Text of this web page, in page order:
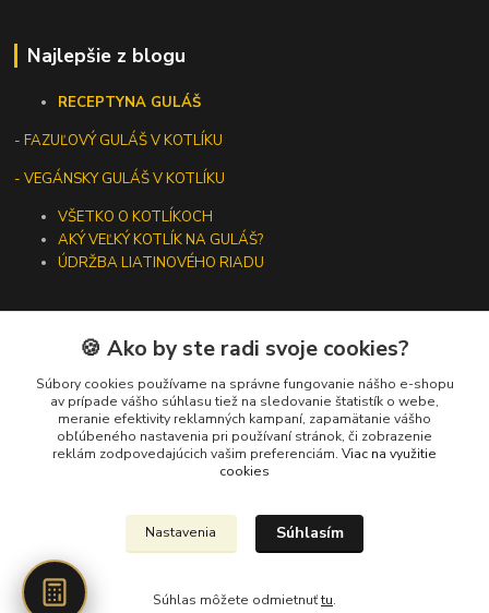
Najlepšie z blogu
RECEPTYNA GULÁŠ
-FAZUĽOVÝ GULÁŠ V KOTLÍKU
- VEGÁNSKY GULÁŠ V KOTLÍKU
VŠETKO O KOTLÍKOCH
AKÝ VEĽKÝ KOTLÍK NA GULÁŠ?
ÚDRŽBA LIATINOVÉHO RIADU
Kontakty
+421 919 275 553
(Po-Pia, 10-13 hod.)
🍪 Ako by ste radi svoje cookies?
Súbory cookies používame na správne fungovanie nášho e-shopu
av prípade vášho súhlasu tiež na sledovanie štatistík o webe,
meranie efektivity reklamných kampaní, zapamätanie vášho
obľúbeného nastavenia pri používaní stránok, či zobrazenie
reklám zodpovedajúcich vašim preferenciám. Viac na využitie
cookies
Nastavenia Súhlasím
Súhlas môžete odmietnuťtu.